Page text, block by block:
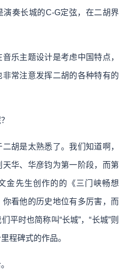
奏长城的C-G定弦，在二胡界
乐主题设计是考虑中国特点，
常注意发挥二胡的各种特有的
胡是太熟悉了。我们知道啊，
华、华彦钧为第一阶段，而第
金先生创作的的《三门峡畅想
看他的历史地位有多厉害，而
平时也简称叫“长城”，“长城”则
程碑式的作品。